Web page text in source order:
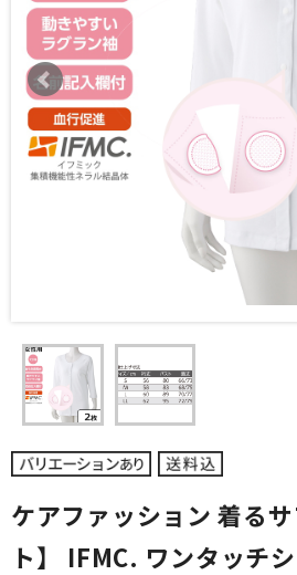
ケアファッション 着る
ト】 IFMC. ワンタッチ